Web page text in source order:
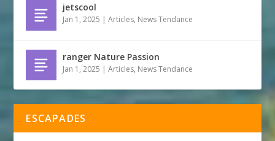
jetscool
Jan 1, 2025 |Articles, News Tendance
ranger Nature Passion
Jan 1, 2025 |Articles, News Tendance
ESCAPADES